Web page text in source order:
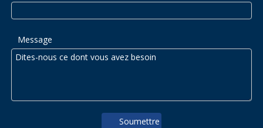
Message
Soumettre